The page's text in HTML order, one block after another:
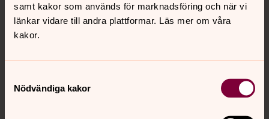
samt kakor som används för marknadsföring och när vi
länkar vidare till andra plattformar. Läs mer om våra
kakor.
Nödvändiga kakor
Kalender